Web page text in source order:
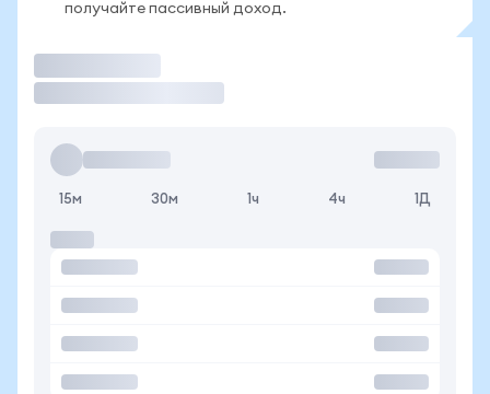
получайте пассивный доход.
15м 30м 1ч 4ч 1Д